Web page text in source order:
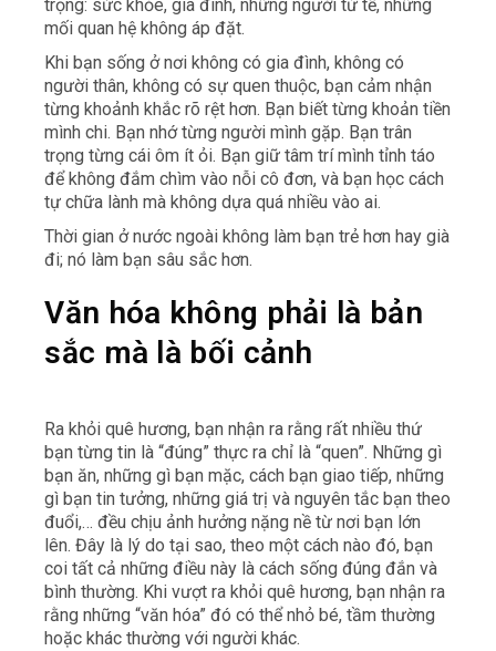
trọng: sức khỏe, gia đình, những người tử tế, những
mối quan hệ không áp đặt.
Khi bạn sống ở nơi không có gia đình, không có
người thân, không có sự quen thuộc, bạn cảm nhận
từng khoảnh khắc rõ rệt hơn. Bạn biết từng khoản tiền
mình chi. Bạn nhớ từng người mình gặp. Bạn trân
trọng từng cái ôm ít ỏi. Bạn giữ tâm trí mình tỉnh táo
để không đắm chìm vào nỗi cô đơn, và bạn học cách
tự chữa lành mà không dựa quá nhiều vào ai.
Thời gian ở nước ngoài không làm bạn trẻ hơn hay già
đi; nó làm bạn sâu sắc hơn.
Văn hóa không phải là bản
sắc mà là bối cảnh
Ra khỏi quê hương, bạn nhận ra rằng rất nhiều thứ
bạn từng tin là “đúng” thực ra chỉ là “quen”. Những gì
bạn ăn, những gì bạn mặc, cách bạn giao tiếp, những
gì bạn tin tưởng, những giá trị và nguyên tắc bạn theo
đuổi,… đều chịu ảnh hưởng nặng nề từ nơi bạn lớn
lên. Đây là lý do tại sao, theo một cách nào đó, bạn
coi tất cả những điều này là cách sống đúng đắn và
bình thường. Khi vượt ra khỏi quê hương, bạn nhận ra
rằng những “văn hóa” đó có thể nhỏ bé, tầm thường
hoặc khác thường với người khác.